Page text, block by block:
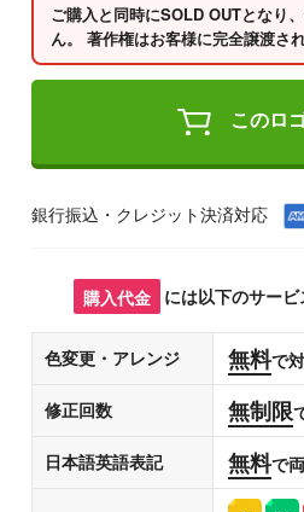
ご購入と同時にSOLD OUTとなり
ん。 著作権はお客様に完全譲渡され
このロ
銀行振込・クレジット決済対応
購入代金 には以下のサービ
色変更・アレンジ 無料で
修正回数 無制限
日本語英語表記 無料で